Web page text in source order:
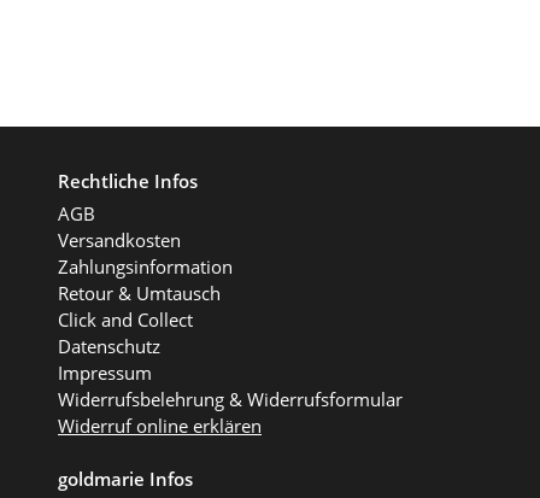
Rechtliche Infos
AGB
Versandkosten
Zahlungsinformation
Retour & Umtausch
Click and Collect
Datenschutz
Impressum
Widerrufsbelehrung & Widerrufsformular
Widerruf online erklären
goldmarie Infos